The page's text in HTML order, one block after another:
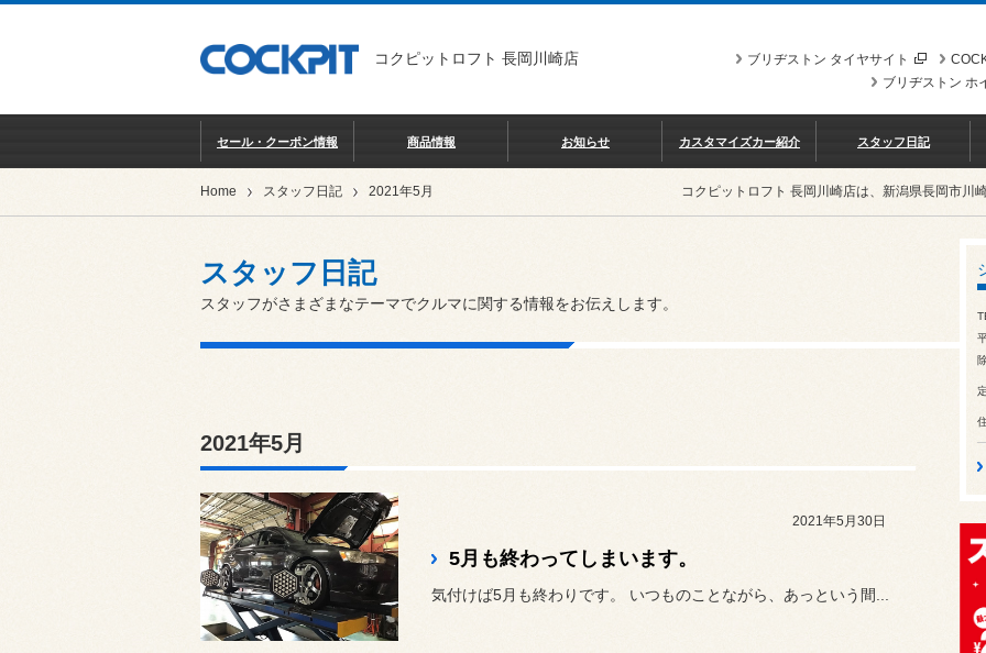
コクピットロフト 長岡川崎店
ブリヂストン タイヤサイト
ブリヂストン ホ
セール・クーポン情報 商品情報 お知らせ カスタマイズカー紹介 スタッフ日記
Home スタッフ日記 2021年5月 コクピットロフト 長岡川崎店は、新潟県長岡市川
スタッフ日記
スタッフがさまざまなテーマでクルマに関する情報をお伝えします。
2021年5月
2021年5月30日
5月も終わってしまいます。
気付けば5月も終わりです。 いつものことながら、あっという間...